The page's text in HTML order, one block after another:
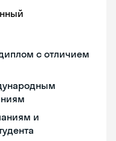
с отличием
и